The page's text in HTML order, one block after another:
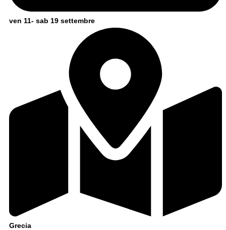
ven 11- sab 19 settembre
Grecia